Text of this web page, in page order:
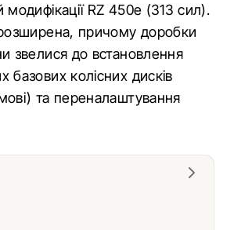
модифікації RZ 450e (313 сил).
причому доробки
звелися до встановлення
базових колісних дисків
та переналаштування